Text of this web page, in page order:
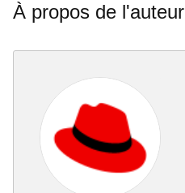
À propos de l'auteur